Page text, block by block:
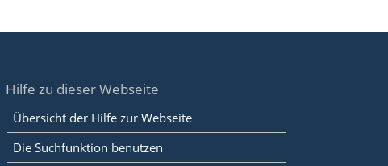
Hilfe zu dieser Webseite
Übersicht der Hilfe zur Webseite
Die Suchfunktion benutzen